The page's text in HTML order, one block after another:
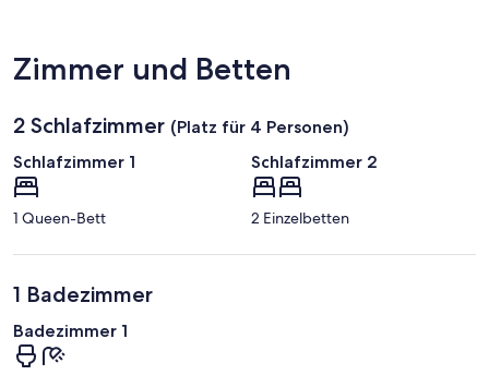
Zimmer und Betten
2 Schlafzimmer (Platz für 4 Personen)
Schlafzimmer 1
1 Queen-Bett
Schlafzimmer 2
2 Einzelbetten
1 Badezimmer
Badezimmer 1